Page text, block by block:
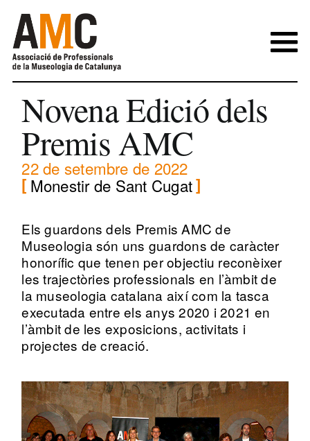
content
Novena Edició dels
Premis AMC
22 de setembre de 2022
Monestir de Sant Cugat
Els guardons dels Premis AMC de
Museologia són uns guardons de caràcter
honorífic que tenen per objectiu reconèixer
les trajectòries professionals en l’àmbit de
la museologia catalana així com la tasca
executada entre els anys 2020 i 2021 en
l’àmbit de les exposicions, activitats i
projectes de creació.